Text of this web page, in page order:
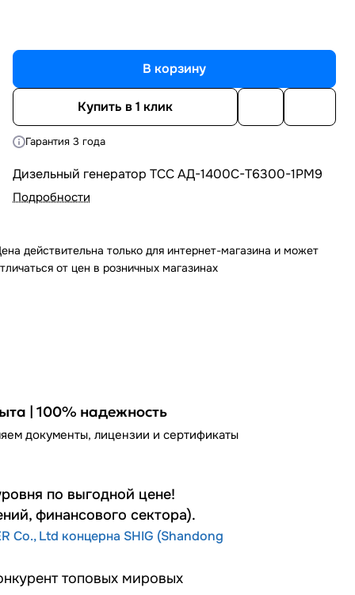
В корзину
Купить в 1 клик
Гарантия 3 года
Дизельный генератор ТСС АД-1400С-Т6300-1РМ9
Подробности
действительна только для интернет-магазина и может
от цен в розничных магазинах
| 100% надежность
документы, лицензии и сертификаты
по выгодной цене!
финансового сектора).
Co., Ltd концерна SHIG (Shandong
топовых мировых